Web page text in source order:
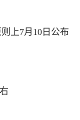
上7月10日公布